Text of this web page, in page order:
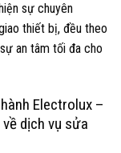
sự chuyên
thiết bị, đều theo
an tâm tối đa cho
Electrolux –
dịch vụ sửa